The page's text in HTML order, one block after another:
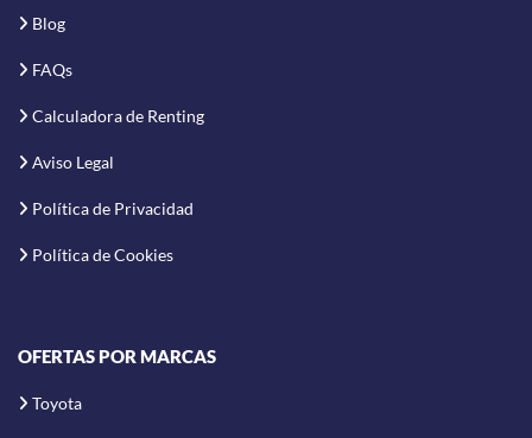
Blog
FAQs
Calculadora de Renting
Aviso Legal
Política de Privacidad
Política de Cookies
OFERTAS POR MARCAS
Toyota